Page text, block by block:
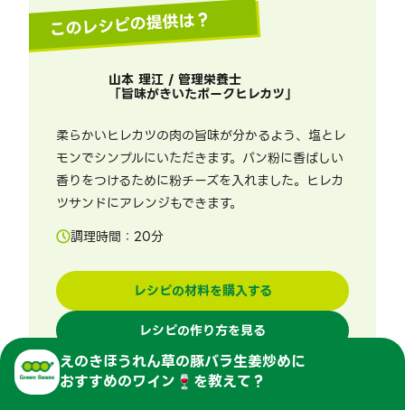
このレシピの提供は？
山本 理江 / 管理栄養士
「旨味がきいたポークヒレカツ」
柔らかいヒレカツの肉の旨味が分かるよう、塩とレ
モンでシンプルにいただきます。パン粉に香ばしい
香りをつけるために粉チーズを入れました。ヒレカ
ツサンドにアレンジもできます。
調理時間： 20分
レシピの材料を購入する
レシピの作り方を見る
えのきほうれん草の豚バラ生姜炒めに
おすすめのワイン🍷を教えて？